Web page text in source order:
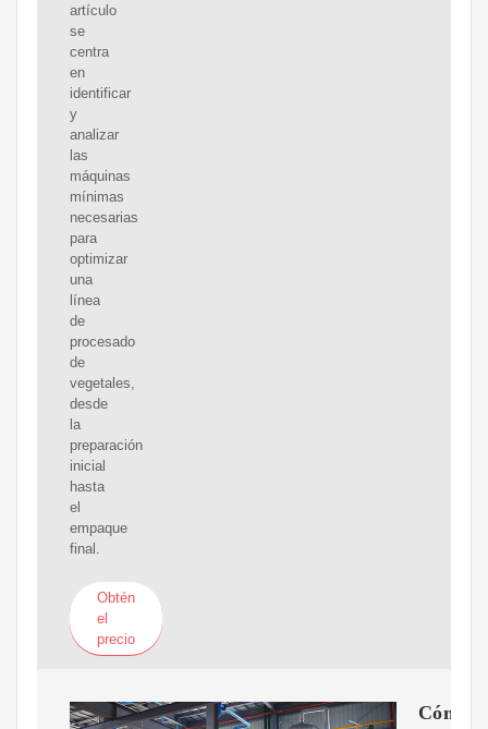
artículo
se
centra
en
identificar
y
analizar
las
máquinas
mínimas
necesarias
para
optimizar
una
línea
de
procesado
de
vegetales,
desde
la
preparación
inicial
hasta
el
empaque
final.
Obtén
el
precio
Cómo